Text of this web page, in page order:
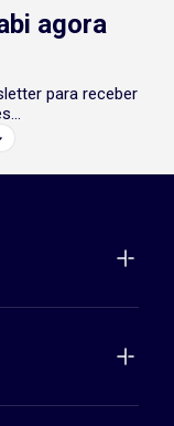
agora
para receber